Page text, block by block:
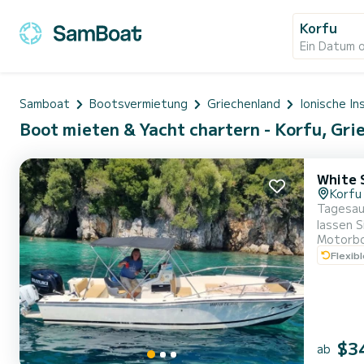
Korfu
Ein Datum
Samboat Bootsvermietung Griechenland Ionische
Boot mieten & Yacht chartern - Korfu,
White
Korfu
lassen
Licht –
am
ab